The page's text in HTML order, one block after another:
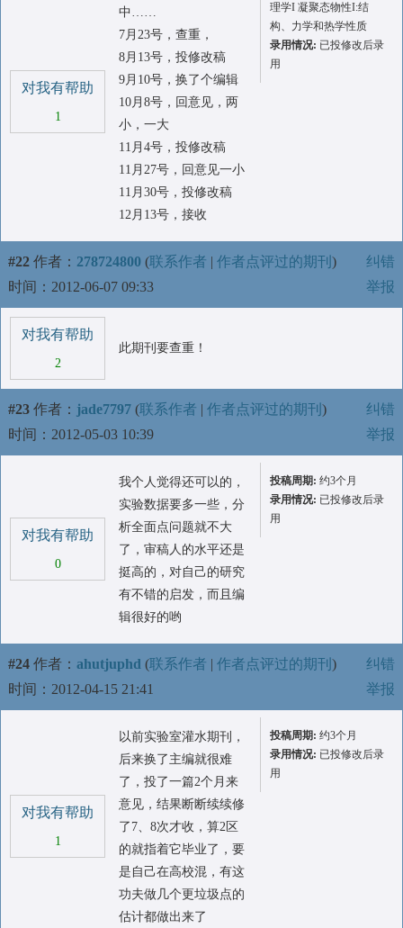
对我有帮助
1
中……
7月23号，查重，
8月13号，投修改稿
9月10号，换了个编辑
10月8号，回意见，两
小，一大
11月4号，投修改稿
11月27号，回意见一小
11月30号，投修改稿
12月13号，接收
理学I 凝聚态物性I:结
构、力学和热学性质
录用情况: 已投修改后录
用
#22 作者： 278724800 (联系作者 | 作者点评过的期刊 )
时间：2012-06-07 09:33
纠错
举报
对我有帮助
2
此期刊要查重！
#23 作者： jade7797 (联系作者 | 作者点评过的期刊 )
时间：2012-05-03 10:39
纠错
举报
对我有帮助
0
我个人觉得还可以的，
实验数据要多一些，分
析全面点问题就不大
了，审稿人的水平还是
挺高的，对自己的研究
有不错的启发，而且编
辑很好的哟
投稿周期: 约3个月
录用情况: 已投修改后录
用
#24 作者： ahutjuphd (联系作者 | 作者点评过的期刊 )
时间：2012-04-15 21:41
纠错
举报
对我有帮助
1
以前实验室灌水期刊，
后来换了主编就很难
了，投了一篇2个月来
意见，结果断断续续修
了7、8次才收，算2区
的就指着它毕业了，要
是自己在高校混，有这
功夫做几个更垃圾点的
估计都做出来了
投稿周期: 约3个月
录用情况: 已投修改后录
用